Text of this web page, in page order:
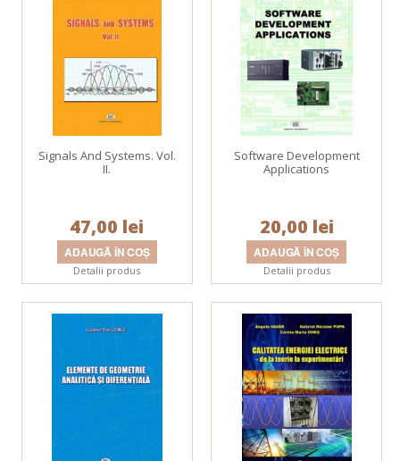
Signals And Systems. Vol.
II.
47,00 lei
Detalii produs
Software Development
Applications
20,00 lei
Detalii produs